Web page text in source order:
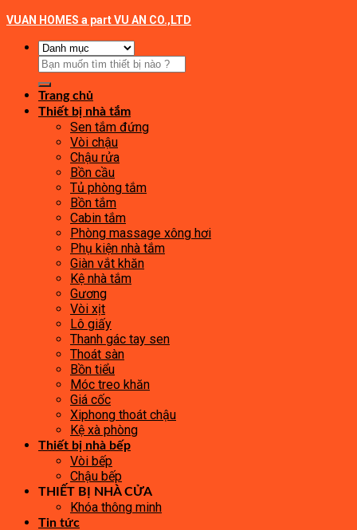
VUAN HOMES a part VU AN CO.,LTD
Tìm
kiếm:
Trang chủ
Thiết bị nhà tắm
Sen tắm đứng
Vòi chậu
Chậu rửa
Bồn cầu
Tủ phòng tắm
Bồn tắm
Cabin tắm
Phòng massage xông hơi
Phụ kiện nhà tắm
Giàn vắt khăn
Kệ nhà tắm
Gương
Vòi xịt
Lô giấy
Thanh gác tay sen
Thoát sàn
Bồn tiểu
Móc treo khăn
Giá cốc
Xiphong thoát chậu
Kệ xà phòng
Thiết bị nhà bếp
Vòi bếp
Chậu bếp
THIẾT BỊ NHÀ CỬA
Khóa thông minh
Tin tức